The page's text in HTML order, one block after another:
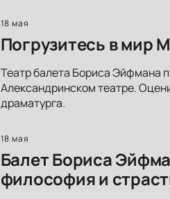
18 мая
Погрузитесь в мир
Театр балета Бориса Эйфмана
Александринском театре.
драматурга.
18 мая
Балет Бориса
философия и